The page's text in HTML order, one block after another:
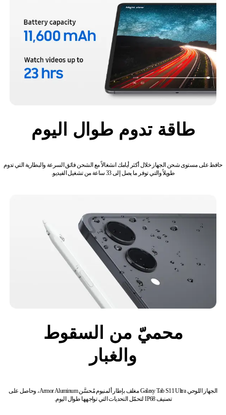
طاقة تدوم طوال اليوم
حافظ على مستوى شحن الجهاز خلال أكثر أيامك انشغالاً مع الشحن فائق السرعة والبطارية التي تدوم
طويلاً والتي توفر ما يصل إلى 33 ساعة من تشغيل الفيديو.
محميّ من السقوط
والغبار
الجهاز اللوحي Galaxy Tab S11 Ultra مغلف بإطار ألمنيوم مُحسَّن Armor Aluminum، وحاصل على
تصنيف IP68 لتحمّل التحديات التي تواجهها طوال اليوم.